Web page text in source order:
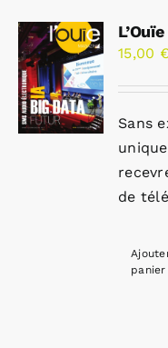
15,00
Sans
de
panier